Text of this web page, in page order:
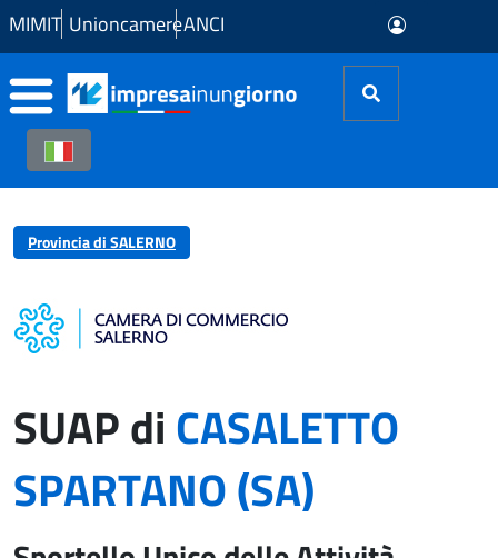
Skip to Main Content
MIMIT UnioncamereANCI
Provincia di SALERNO
SUAP diCASALETTO
SPARTANO (SA)